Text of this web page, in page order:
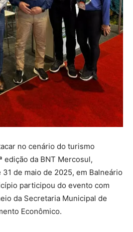
no cenário do turismo
edição da BNT Mercosul,
de maio de 2025, em Balneário
participou do evento com
da Secretaria Municipal de
Econômico.